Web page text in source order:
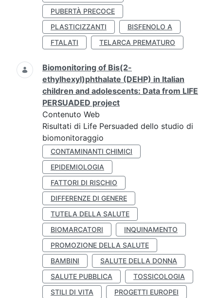
PUBERTÀ PRECOCE
PLASTICIZZANTI
BISFENOLO A
FTALATI
TELARCA PREMATURO
Biomonitoring of Bis(2-
ethylhexyl)phthalate (DEHP) in Italian
children and adolescents: Data from LIFE
PERSUADED project
Contenuto Web
Risultati di Life Persuaded dello studio di
biomonitoraggio
CONTAMINANTI CHIMICI
EPIDEMIOLOGIA
FATTORI DI RISCHIO
DIFFERENZE DI GENERE
TUTELA DELLA SALUTE
BIOMARCATORI
INQUINAMENTO
PROMOZIONE DELLA SALUTE
BAMBINI
SALUTE DELLA DONNA
SALUTE PUBBLICA
TOSSICOLOGIA
STILI DI VITA
PROGETTI EUROPEI